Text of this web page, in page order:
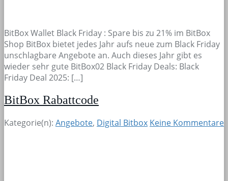
BitBox Wallet Black Friday : Spare bis zu 21% im BitBox
Shop BitBox bietet jedes Jahr aufs neue zum Black Friday
unschlagbare Angebote an. Auch dieses Jahr gibt es
wieder sehr gute BitBox02 Black Friday Deals: Black
Friday Deal 2025: […]
BitBox Rabattcode
Kategorie(n): Angebote, Digital Bitbox Keine Kommentare